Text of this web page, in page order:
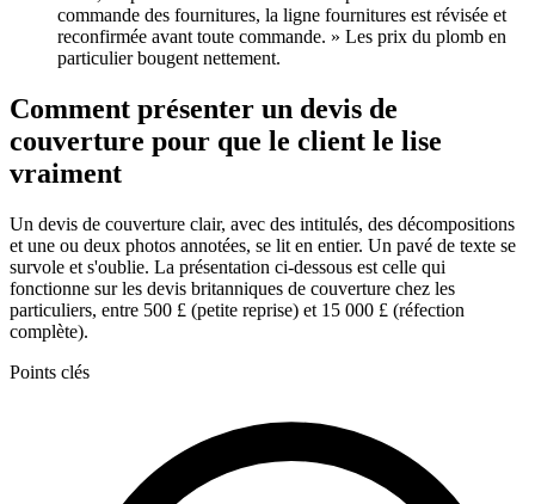
commande des fournitures, la ligne fournitures est révisée et
reconfirmée avant toute commande. » Les prix du plomb en
particulier bougent nettement.
Comment présenter un devis de
couverture pour que le client le lise
vraiment
Un devis de couverture clair, avec des intitulés, des décompositions
et une ou deux photos annotées, se lit en entier. Un pavé de texte se
survole et s'oublie. La présentation ci-dessous est celle qui
fonctionne sur les devis britanniques de couverture chez les
particuliers, entre 500 £ (petite reprise) et 15 000 £ (réfection
complète).
Points clés